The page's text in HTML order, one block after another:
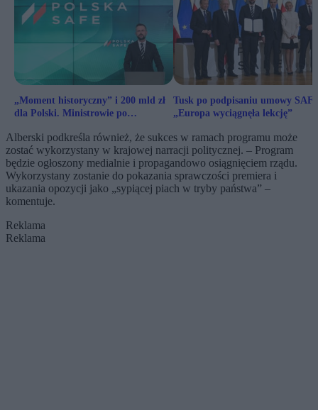
„Moment historyczny” i 200 mld zł
dla Polski. Ministrowie po
Tusk po podpisaniu umowy
„Europa wyciągnęła lekcję”
Alberski podkreśla również, że sukces w ramach programu może
zostać wykorzystany w krajowej narracji politycznej. – Program
będzie ogłoszony medialnie i propagandowo osiągnięciem rządu.
Wykorzystany zostanie do pokazania sprawczości premiera i
ukazania opozycji jako „sypiącej piach w tryby państwa” –
komentuje.
Reklama
Reklama